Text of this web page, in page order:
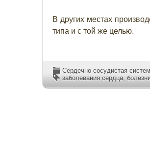
В других местах
типа и с той же целью.
Сердечно-сосудистая
заболевания сердца,